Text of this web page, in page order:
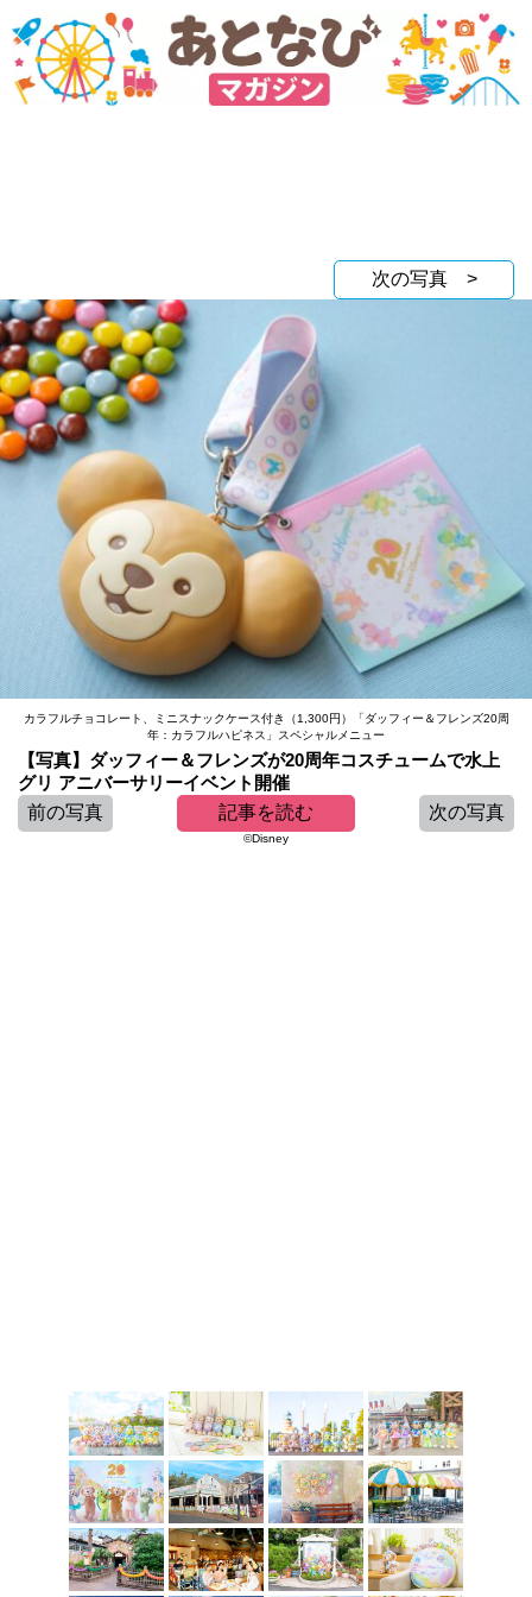
次の写真 >
カラフルチョコレート、ミニスナックケース付き（1,300円）「ダッフィー＆フレンズ20周
年：カラフルハピネス」スペシャルメニュー
【写真】ダッフィー＆フレンズが20周年コスチュームで水上
グリ アニバーサリーイベント開催
前の写真
記事を読む 次の写真
©Disney